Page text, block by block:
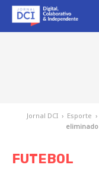
Jornal DCI › Esporte ›
FUTEBOL